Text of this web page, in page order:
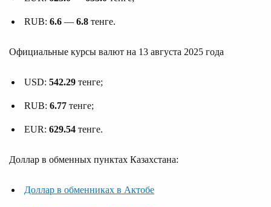
RUB: 6.6 — 6.8 тенге.
Официальные курсы валют на 13 августа 2025 года
USD: 542.29 тенге;
RUB: 6.77 тенге;
EUR: 629.54 тенге.
Доллар в обменных пунктах Казахстана:
Доллар в обменниках в Актобе